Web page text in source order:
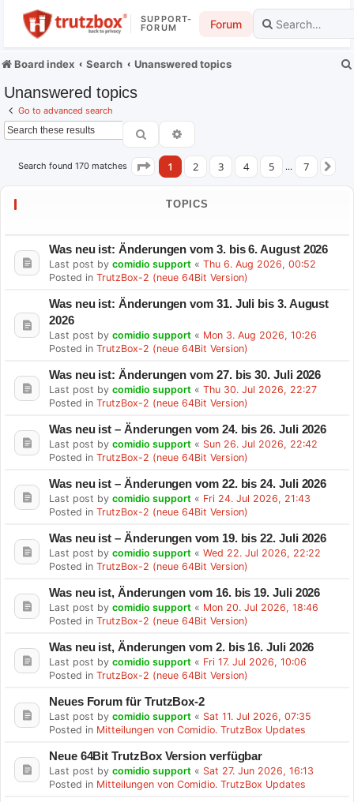
SUPPORT-
FORUM Forum
Board index Search Unanswered topics
Unanswered topics
Go to advanced search
Search
Search found 170 matches Page of
1 2 3 4 5 … 7
TOPICS
Was neu ist: Änderungen vom 3. bis 6. August 2026
Last post by comidio support « Thu 6. Aug 2026, 00:52
Posted in TrutzBox-2 (neue 64Bit Version)
Was neu ist: Änderungen vom 31. Juli bis 3. August
2026
Last post by comidio support « Mon 3. Aug 2026, 10:26
Posted in TrutzBox-2 (neue 64Bit Version)
Was neu ist: Änderungen vom 27. bis 30. Juli 2026
Last post by comidio support « Thu 30. Jul 2026, 22:27
Posted in TrutzBox-2 (neue 64Bit Version)
Was neu ist – Änderungen vom 24. bis 26. Juli 2026
Last post by comidio support « Sun 26. Jul 2026, 22:42
Posted in TrutzBox-2 (neue 64Bit Version)
Was neu ist – Änderungen vom 22. bis 24. Juli 2026
Last post by comidio support « Fri 24. Jul 2026, 21:43
Posted in TrutzBox-2 (neue 64Bit Version)
Was neu ist – Änderungen vom 19. bis 22. Juli 2026
Last post by comidio support « Wed 22. Jul 2026, 22:22
Posted in TrutzBox-2 (neue 64Bit Version)
Was neu ist, Änderungen vom 16. bis 19. Juli 2026
Last post by comidio support « Mon 20. Jul 2026, 18:46
Posted in TrutzBox-2 (neue 64Bit Version)
Was neu ist, Änderungen vom 2. bis 16. Juli 2026
Last post by comidio support « Fri 17. Jul 2026, 10:06
Posted in TrutzBox-2 (neue 64Bit Version)
Neues Forum für TrutzBox-2
Last post by comidio support « Sat 11. Jul 2026, 07:35
Posted in Mitteilungen von Comidio. TrutzBox Updates
Neue 64Bit TrutzBox Version verfügbar
Last post by comidio support « Sat 27. Jun 2026, 16:13
Posted in Mitteilungen von Comidio. TrutzBox Updates